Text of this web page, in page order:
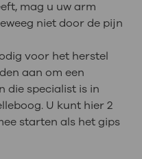
mag u uw arm
niet door de pijn
voor het herstel
aan om een
die specialist is in
U kunt hier 2
starten als het gips